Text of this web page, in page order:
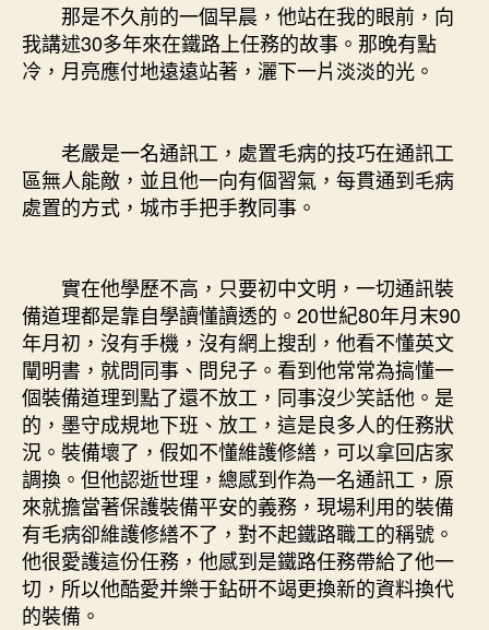
那是不久前的一個早晨，他站在我的眼前，向
我講述30多年來在鐵路上任務的故事。那晚有點
冷，月亮應付地遠遠站著，灑下一片淡淡的光。
老嚴是一名通訊工，處置毛病的技巧在通訊工
區無人能敵，並且他一向有個習氣，每貫通到毛病
處置的方式，城市手把手教同事。
實在他學歷不高，只要初中文明，一切通訊裝
備道理都是靠自學讀懂讀透的。20世紀80年月末90
年月初，沒有手機，沒有網上搜刮，他看不懂英文
闡明書，就問同事、問兒子。看到他常常為搞懂一
個裝備道理到點了還不放工，同事沒少笑話他。是
的，墨守成規地下班、放工，這是良多人的任務狀
況。裝備壞了，假如不懂維護修繕，可以拿回店家
調換。但他認逝世理，總感到作為一名通訊工，原
來就擔當著保護裝備平安的義務，現場利用的裝備
有毛病卻維護修繕不了，對不起鐵路職工的稱號。
他很愛護這份任務，他感到是鐵路任務帶給了他一
切，所以他酷愛并樂于鉆研不竭更換新的資料換代
的裝備。